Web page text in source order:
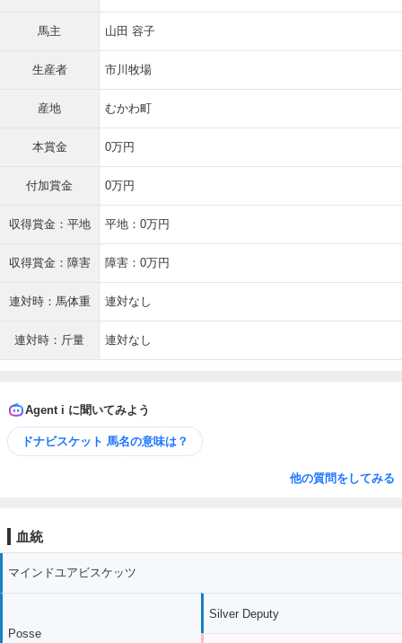
馬主 山田 容子
生産者 市川牧場
産地 むかわ町
本賞金 0万円
付加賞金 0万円
収得賞金：平地 平地：0万円
収得賞金：障害 障害：0万円
連対時：馬体重 連対なし
連対時：斤量 連対なし
Agent i に聞いてみよう
ドナビスケット 馬名の意味は？
他の質問をしてみる
血統
マインドユアビスケッツ
Posse
Silver Deputy